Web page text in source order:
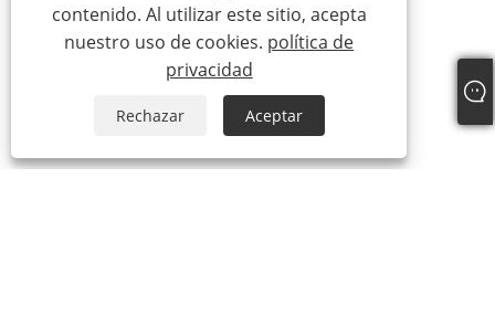
contenido. Al utilizar este sitio, acepta
nuestro uso de cookies. política de
privacidad
Rechazar Aceptar